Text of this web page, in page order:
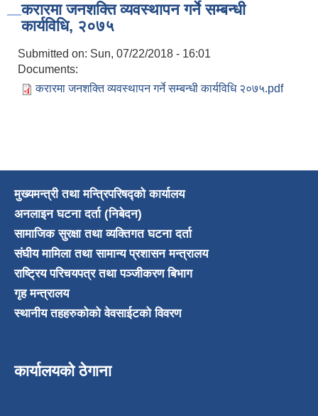
करारमा जनशक्ति व्यवस्थापन गर्ने सम्बन्धी
कार्यविधि, २०७५
Submitted on: Sun, 07/22/2018 - 16:01
Documents:
करारमा जनशक्ति व्यवस्थापन गर्ने सम्बन्धी कार्यविधि २०७५.pdf
मुख्यमन्त्री तथा मन्त्रिपरिषद्को कार्यालय
अनलाइन घटना दर्ता (निबेदन)
सामाजिक सुरक्षा तथा व्यक्तिगत घटना दर्ता
संघीय मामिला तथा सामान्य प्रशासन मन्त्रालय
राष्ट्रिय परिचयपत्र तथा पञ्जीकरण बिभाग
गृह मन्त्रालय
स्थानीय तहहरुकोको वेवसाईटको विवरण
कार्यालयको ठेगाना